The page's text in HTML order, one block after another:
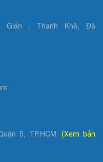
Gián , Thanh Khê, Đà
5, TP.HCM
(Xem bản